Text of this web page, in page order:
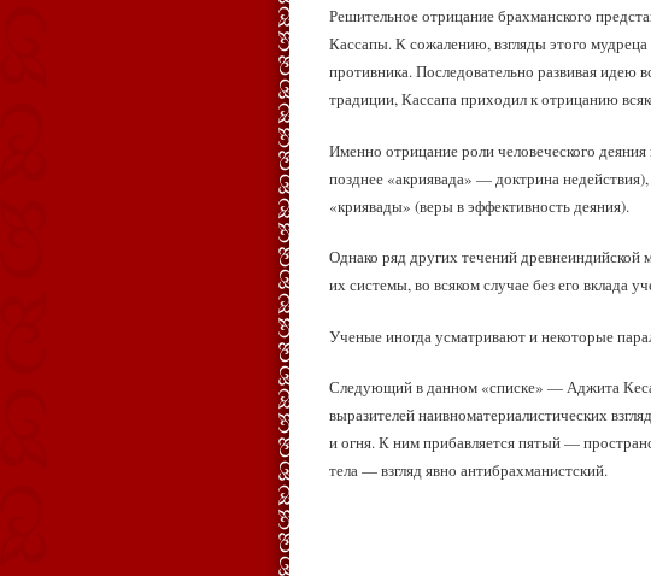
Решительное отрицание брахманского
Кассапы. К сожалению, взгляды этого
противника. Последовательно развивая идею
традиции, Кассапа приходил к отрицанию
Именно отрицание роли человеческого
позднее «акриявада» — доктрина
«криявады» (веры в эффективность деяния).
Однако ряд других течений
их системы, во всяком случае без его вклада
Ученые иногда усматривают и некоторые
Следующий в данном «списке» — Аджита
выразителей наивноматериалистических
и огня. К ним прибавляется пятый —
тела — взгляд явно антибрахманистский.